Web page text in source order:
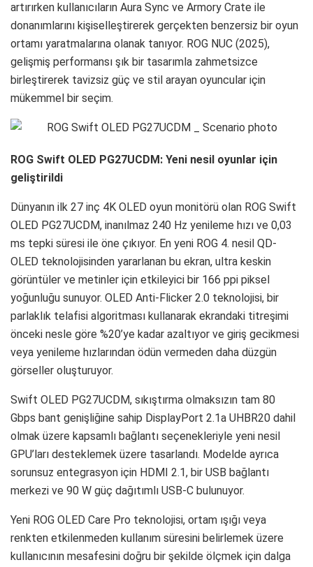
artırırken kullanıcıların Aura Sync ve Armory Crate ile
donanımlarını kişiselleştirerek gerçekten benzersiz bir oyun
ortamı yaratmalarına olanak tanıyor. ROG NUC (2025),
gelişmiş performansı şık bir tasarımla zahmetsizce
birleştirerek tavizsiz güç ve stil arayan oyuncular için
mükemmel bir seçim.
ROG Swift OLED PG27UCDM: Yeni nesil oyunlar için
geliştirildi
Dünyanın ilk 27 inç 4K OLED oyun monitörü olan ROG Swift
OLED PG27UCDM, inanılmaz 240 Hz yenileme hızı ve 0,03
ms tepki süresi ile öne çıkıyor. En yeni ROG 4. nesil QD-
OLED teknolojisinden yararlanan bu ekran, ultra keskin
görüntüler ve metinler için etkileyici bir 166 ppi piksel
yoğunluğu sunuyor. OLED Anti-Flicker 2.0 teknolojisi, bir
parlaklık telafisi algoritması kullanarak ekrandaki titreşimi
önceki nesle göre %20’ye kadar azaltıyor ve giriş gecikmesi
veya yenileme hızlarından ödün vermeden daha düzgün
görseller oluşturuyor.
Swift OLED PG27UCDM, sıkıştırma olmaksızın tam 80
Gbps bant genişliğine sahip DisplayPort 2.1a UHBR20 dahil
olmak üzere kapsamlı bağlantı seçenekleriyle yeni nesil
GPU’ları desteklemek üzere tasarlandı. Modelde ayrıca
sorunsuz entegrasyon için HDMI 2.1, bir USB bağlantı
merkezi ve 90 W güç dağıtımlı USB-C bulunuyor.
Yeni ROG OLED Care Pro teknolojisi, ortam ışığı veya
renkten etkilenmeden kullanım süresini belirlemek üzere
kullanıcının mesafesini doğru bir şekilde ölçmek için dalga